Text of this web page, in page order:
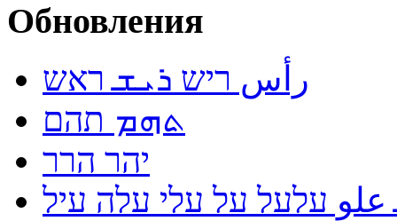
Обновления
رأس ריש ܪܝܫ ראש
ܬܗܡ תהם
יהר הרר
עלעל על עלי עלה עיל